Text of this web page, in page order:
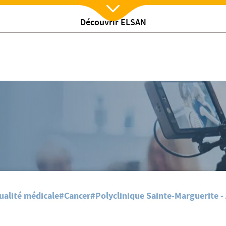
Découvrir ELSAN
Nx:Afficher menu
/Centre de Pathologies Mammaires
médicale#Cancer#Polyclinique Sainte-Marguerite -